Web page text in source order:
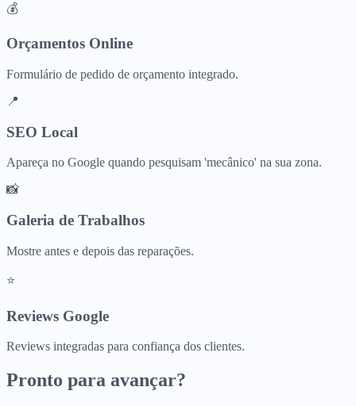
💰
Orçamentos Online
Formulário de pedido de orçamento integrado.
📍
SEO Local
Apareça no Google quando pesquisam 'mecânico' na sua zona.
📸
Galeria de Trabalhos
Mostre antes e depois das reparações.
⭐
Reviews Google
Reviews integradas para confiança dos clientes.
Pronto para avançar?